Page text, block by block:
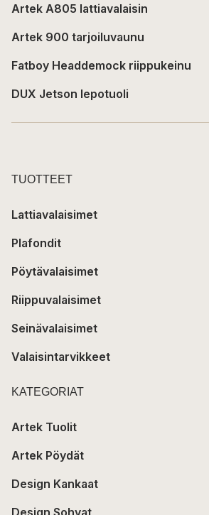
Artek A805 lattiavalaisin
Artek 900 tarjoiluvaunu
Fatboy Headdemock riippukeinu
DUX Jetson lepotuoli
TUOTTEET
Lattiavalaisimet
Plafondit
Pöytävalaisimet
Riippuvalaisimet
Seinävalaisimet
Valaisintarvikkeet
KATEGORIAT
Artek Tuolit
Artek Pöydät
Design Kankaat